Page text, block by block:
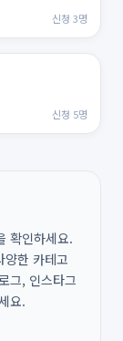
신청 3명
신청 5명
확인하세요.
양한 카테고
그, 인스타그
요.